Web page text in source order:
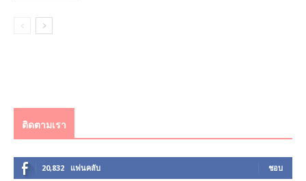
ติดตามเรา
20,832 แฟนคลับ ชอบ